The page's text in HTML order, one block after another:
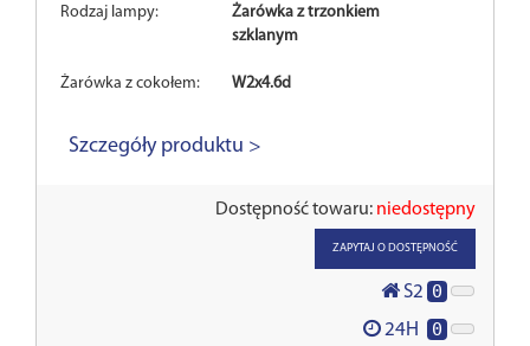
Rodzaj lampy:
Żarówka z trzonkiem
szklanym
Żarówka z cokołem: W2x4.6d
Szczegóły produktu >
Dostępność towaru: niedostępny
ZAPYTAJ O DOSTĘPNOŚĆ
S2 0
24H 0